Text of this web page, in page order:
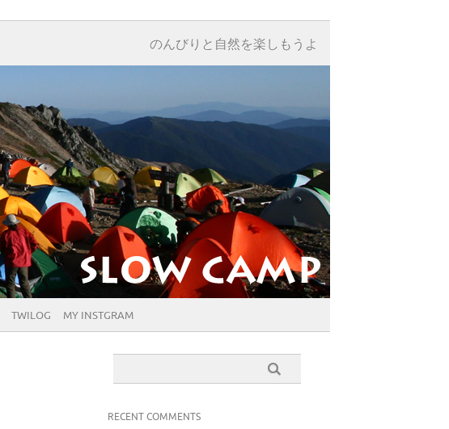
のんびりと自然を楽しもうよ
TWILOG MY INSTGRAM
RECENT COMMENTS